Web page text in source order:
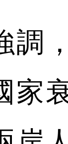
，
家